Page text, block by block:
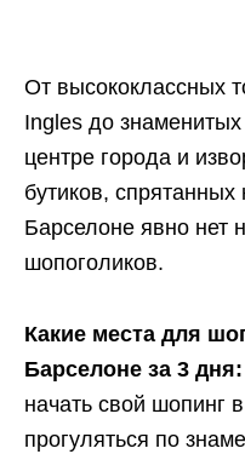
От высококлассных
Ingles до
центре города и
бутиков,
Барселоне явно нет
шопоголиков.
Какие места для
Барселоне за 3 дня:
начать свой шопинг
прогуляться по